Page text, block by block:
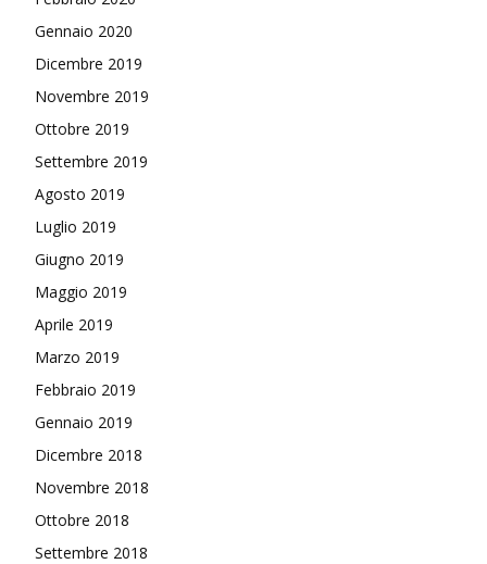
Gennaio 2020
Dicembre 2019
Novembre 2019
Ottobre 2019
Settembre 2019
Agosto 2019
Luglio 2019
Giugno 2019
Maggio 2019
Aprile 2019
Marzo 2019
Febbraio 2019
Gennaio 2019
Dicembre 2018
Novembre 2018
Ottobre 2018
Settembre 2018